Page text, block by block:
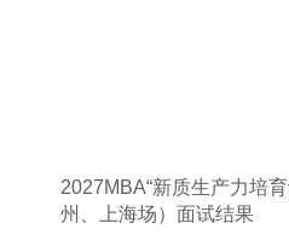
2027MBA“新质生产力培
州、上海场）面试结果